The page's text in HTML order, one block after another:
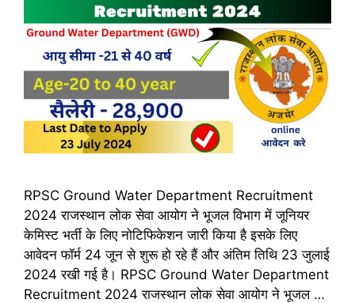
RPSC Ground Water Department Recruitment
2024 राजस्थान लोक सेवा आयोग ने भूजल विभाग में जूनियर
केमिस्ट भर्ती के लिए नोटिफिकेशन जारी किया है इसके लिए
आवेदन फॉर्म 24 जून से शुरू हो रहे हैं और अंतिम तिथि 23 जुलाई
2024 रखी गई है। RPSC Ground Water Department
Recruitment 2024 राजस्थान लोक सेवा आयोग ने भूजल …